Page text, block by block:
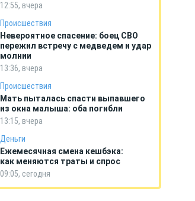
12:55, вчера
Происшествия
Невероятное спасение: боец СВО
пережил встречу с медведем и удар
молнии
13:36, вчера
Происшествия
Мать пыталась спасти выпавшего
из окна малыша: оба погибли
13:15, вчера
Деньги
Ежемесячная смена кешбэка:
как меняются траты и спрос
09:05, сегодня